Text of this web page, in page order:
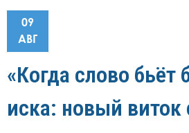
09
АВГ
«Когда слово бьёт
иска: новый виток